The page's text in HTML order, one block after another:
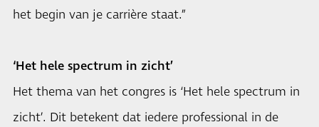
het begin van je carrière staat.”
‘Het hele spectrum in zicht’
Het thema van het congres is ‘Het hele spectrum in
zicht’. Dit betekent dat iedere professional in de